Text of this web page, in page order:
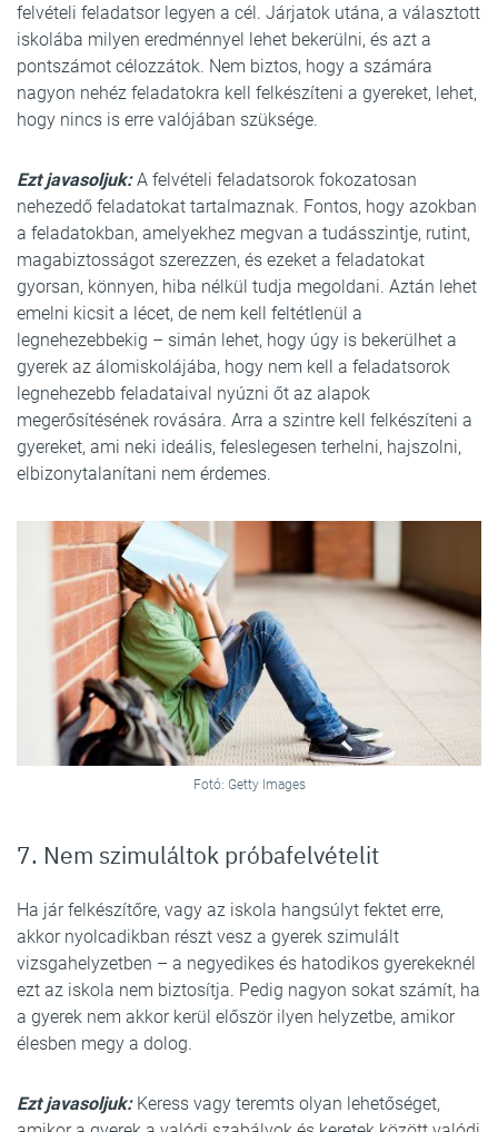
felvételi feladatsor legyen a cél. Járjatok utána, a választott
iskolába milyen eredménnyel lehet bekerülni, és azt a
pontszámot célozzátok. Nem biztos, hogy a számára
nagyon nehéz feladatokra kell felkészíteni a gyereket, lehet,
hogy nincs is erre valójában szüksége.
Ezt javasoljuk:A felvételi feladatsorok fokozatosan
nehezedő feladatokat tartalmaznak. Fontos, hogy azokban
a feladatokban, amelyekhez megvan a tudásszintje, rutint,
magabiztosságot szerezzen, és ezeket a feladatokat
gyorsan, könnyen, hiba nélkül tudja megoldani. Aztán lehet
emelni kicsit a lécet, de nem kell feltétlenül a
legnehezebbekig – simán lehet, hogy úgy is bekerülhet a
gyerek az álomiskolájába, hogy nem kell a feladatsorok
legnehezebb feladataival nyúzni őt az alapok
megerősítésének rovására. Arra a szintre kell felkészíteni a
gyereket, ami neki ideális, feleslegesen terhelni, hajszolni,
elbizonytalanítani nem érdemes.
Fotó: Getty Images
7. Nem szimuláltok próbafelvételit
Ha jár felkészítőre, vagy az iskola hangsúlyt fektet erre,
akkor nyolcadikban részt vesz a gyerek szimulált
vizsgahelyzetben – a negyedikes és hatodikos gyerekeknél
ezt az iskola nem biztosítja. Pedig nagyon sokat számít, ha
a gyerek nem akkor kerül először ilyen helyzetbe, amikor
élesben megy a dolog.
Ezt javasoljuk: Keress vagy teremts olyan lehetőséget,